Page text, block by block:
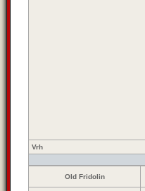
Vrh
Old Fridolin